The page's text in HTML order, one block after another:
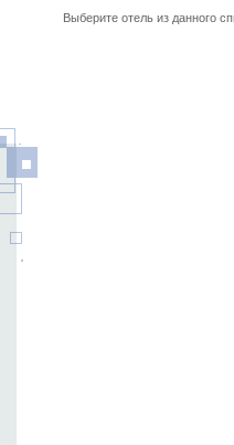
Выберите отель из данного